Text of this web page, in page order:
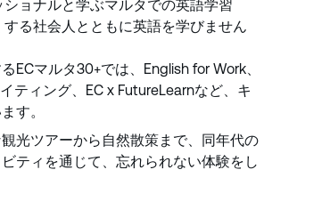
ョナルと学ぶマルタでの英語学習
る社会人とともに英語を学びません
ECマルタ30+では、English for Work、
ティング、EC x FutureLearnなど、キ
す。
光ツアーから自然散策まで、同年代の
ティを通じて、忘れられない体験をし